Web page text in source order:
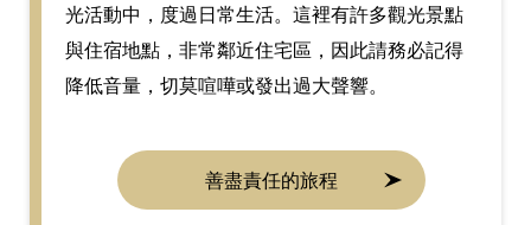
光活動中，度過日常生活。這裡有許多觀光景點
與住宿地點，非常鄰近住宅區，因此請務必記得
降低音量，切莫喧嘩或發出過大聲響。
善盡責任的旅程